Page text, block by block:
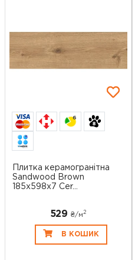
6
Плитка керамогранітна
Sandwood Brown
185x598x7 Cer...
529 ₴/м 2
В КОШИК